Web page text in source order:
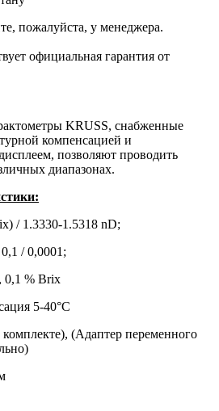
пожалуйста, у менеджера.
официальная гарантия от
KRUSS, снабженные
компенсацией и
позволяют проводить
диапазонах.
/ 1.3330-1.5318 nD;
/ 0,0001;
0,1 % Brix
5-40°C
(Адаптер переменного